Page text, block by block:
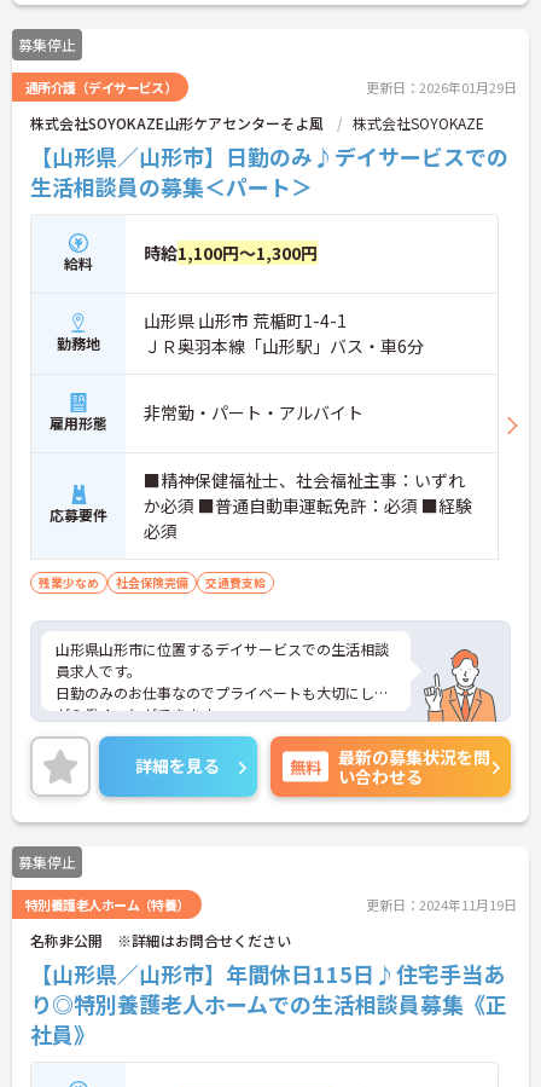
募集停止
通所介護（デイサービス） 更新日：2026年01月29日
株式会社SOYOKAZE山形ケアセンターそよ風 株式会社SOYOKAZE
【山形県／山形市】日勤のみ♪デイサービスでの
生活相談員の募集＜パート＞
給料 時給1,100円～1,300円
勤務地
山形県 山形市 荒楯町1-4-1
ＪＲ奥羽本線「山形駅」バス・車6分
雇用形態 非常勤・パート・アルバイト
応募要件
■精神保健福祉士、社会福祉主事：いずれ
か必須 ■普通自動車運転免許：必須 ■経験
必須
残業少なめ 社会保険完備 交通費支給
山形県山形市に位置するデイサービスでの生活相談
員求人です。
日勤のみのお仕事なのでプライベートも大切にしな
がら働くことができます。
ご興味のある方には、面接対策ポイント等、さらに
詳細をお話ししますのでお気軽にご相談ください！
詳細を見る 無料
最新の募集状況を問
い合わせる
募集停止
特別養護老人ホーム（特養） 更新日：2024年11月19日
名称非公開 ※詳細はお問合せください
【山形県／山形市】年間休日115日♪住宅手当あ
り◎特別養護老人ホームでの生活相談員募集《正
社員》